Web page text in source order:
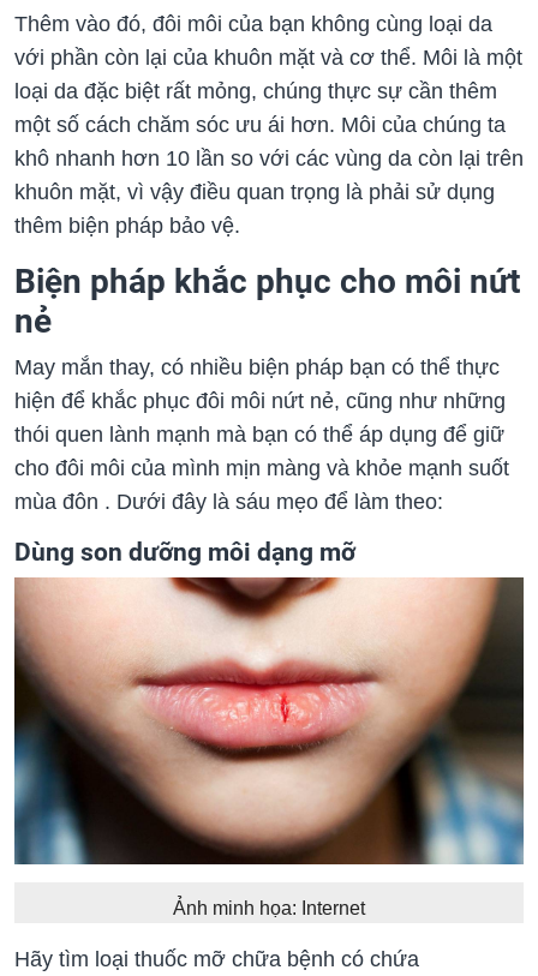
Thêm vào đó, đôi môi của bạn không cùng loại da
với phần còn lại của khuôn mặt và cơ thể. Môi là một
loại da đặc biệt rất mỏng, chúng thực sự cần thêm
một số cách chăm sóc ưu ái hơn. Môi của chúng ta
khô nhanh hơn 10 lần so với các vùng da còn lại trên
khuôn mặt, vì vậy điều quan trọng là phải sử dụng
thêm biện pháp bảo vệ.
Biện pháp khắc phục cho môi nứt
nẻ
May mắn thay, có nhiều biện pháp bạn có thể thực
hiện để khắc phục đôi môi nứt nẻ, cũng như những
thói quen lành mạnh mà bạn có thể áp dụng để giữ
cho đôi môi của mình mịn màng và khỏe mạnh suốt
mùa đôn . Dưới đây là sáu mẹo để làm theo:
Dùng son dưỡng môi dạng mỡ
Ảnh minh họa: Internet
Hãy tìm loại thuốc mỡ chữa bệnh có chứa